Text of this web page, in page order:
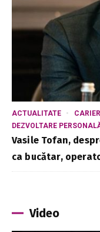
ACTUALITATE
DEZVOLTARE
Vasile Tofan,
ca bucătar,
Video